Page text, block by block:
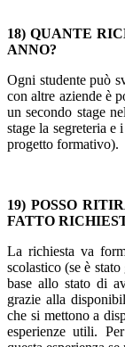
18) QUANTE
ANNO?
Ogni studente può
con altre aziende è
un secondo stage
stage la segreteria
progetto formativo).
19) POSSO
FATTO
La richiesta va
scolastico (se è
base allo stato di
grazie alla
che si mettono a
esperienze utili.